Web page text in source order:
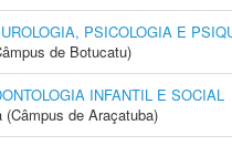
PSICOLOGIA E
de Botucatu)
INFANTIL E SOCIAL
(Câmpus de Araçatuba)